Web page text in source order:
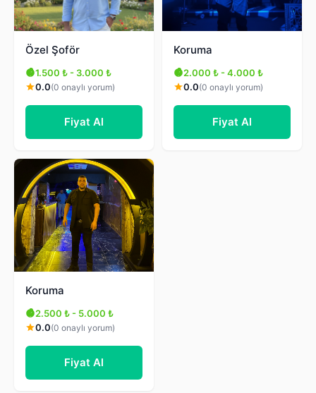
Özel Şoför
1.500 ₺ - 3.000 ₺
0.0(0 onaylı yorum)
Fiyat Al
Koruma
2.000 ₺ - 4.000 ₺
0.0(0 onaylı yorum)
Fiyat Al
Koruma
2.500 ₺ - 5.000 ₺
0.0(0 onaylı yorum)
Fiyat Al